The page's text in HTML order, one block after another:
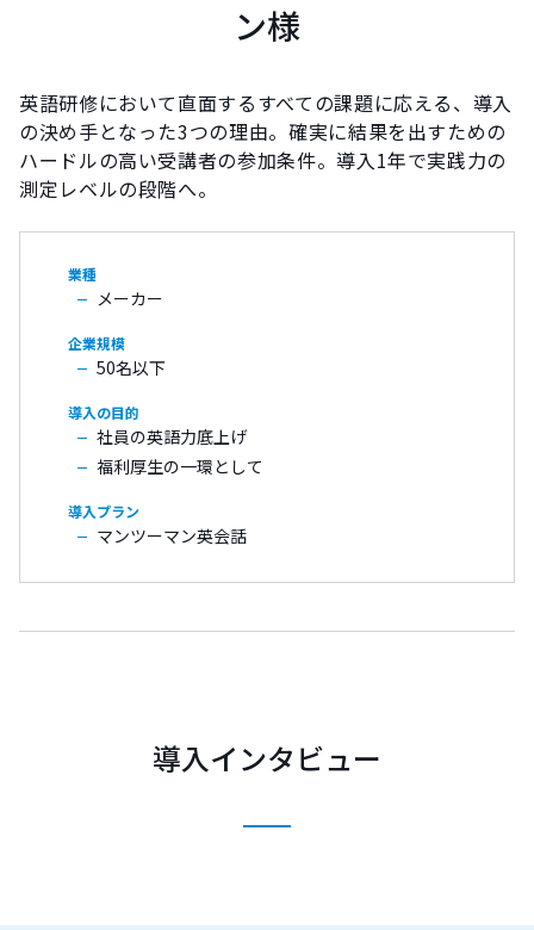
ン様
英語研修において直面するすべての課題に応える、導入
の決め手となった3つの理由。確実に結果を出すための
ハードルの高い受講者の参加条件。導入1年で実践力の
測定レベルの段階へ。
メーカー
50名以下
社員の英語力底上げ
福利厚生の一環として
マンツーマン英会話
導入インタビュー